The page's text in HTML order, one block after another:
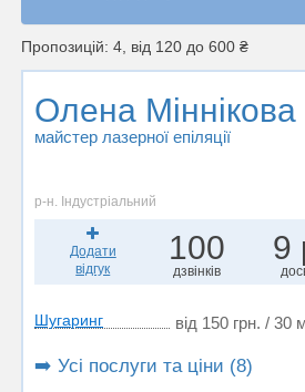
Пропозицій: 4, від 120 до 600 ₴
Олена Міннікова
майстер лазерної епіляції
р-н. Індустріальний
Додати
відгук
100
дзвінків
9
Шугаринг від 150 грн. / 30
➡️ Усі послуги та ціни (8)